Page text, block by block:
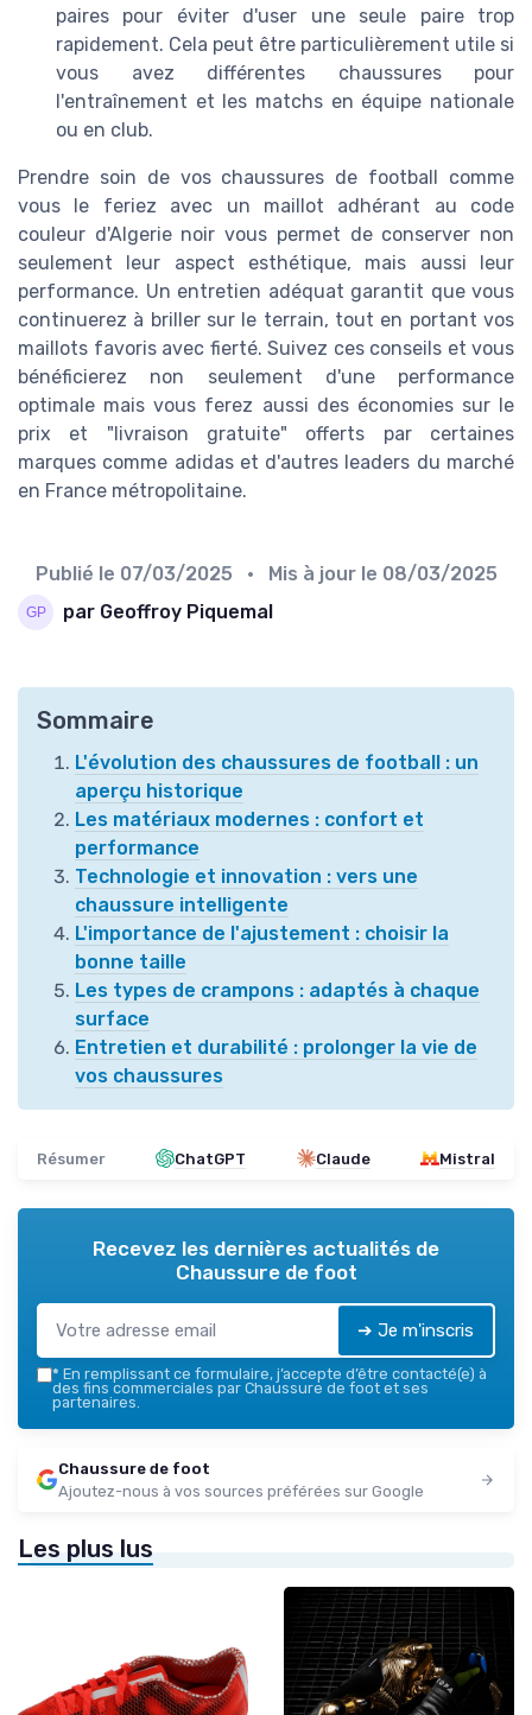
paires pour éviter d'user une seule paire trop
rapidement. Cela peut être particulièrement utile si
vous avez différentes chaussures pour
l'entraînement et les matchs en équipe nationale
ou en club.
Prendre soin de vos chaussures de football comme
vous le feriez avec un maillot adhérant au code
couleur d'Algerie noir vous permet de conserver non
seulement leur aspect esthétique, mais aussi leur
performance. Un entretien adéquat garantit que vous
continuerez à briller sur le terrain, tout en portant vos
maillots favoris avec fierté. Suivez ces conseils et vous
bénéficierez non seulement d'une performance
optimale mais vous ferez aussi des économies sur le
prix et "livraison gratuite" offerts par certaines
marques comme adidas et d'autres leaders du marché
en France métropolitaine.
Publié le 07/03/2025 • Mis à jour le 08/03/2025
par Geoffroy Piquemal
Sommaire
L'évolution des chaussures de football : un
aperçu historique
Les matériaux modernes : confort et
performance
Technologie et innovation : vers une
chaussure intelligente
L'importance de l'ajustement : choisir la
bonne taille
Les types de crampons : adaptés à chaque
surface
Entretien et durabilité : prolonger la vie de
vos chaussures
Résumer ChatGPT Claude Mistral
Recevez les dernières actualités de
Chaussure de foot
➔ Je m'inscris
* En remplissant ce formulaire, j’accepte d’être contacté(e) à
des fins commerciales par Chaussure de foot et ses
partenaires.
Chaussure de foot
Ajoutez-nous à vos sources préférées sur Google
Les plus lus